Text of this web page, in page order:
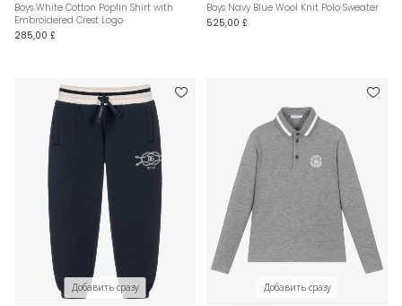
Boys White Cotton Poplin Shirt with
Embroidered Crest Logo
285,00 £
Boys Navy Blue Wool Knit Polo Sweater
525,00 £
Добавить сразу Добавить сразу